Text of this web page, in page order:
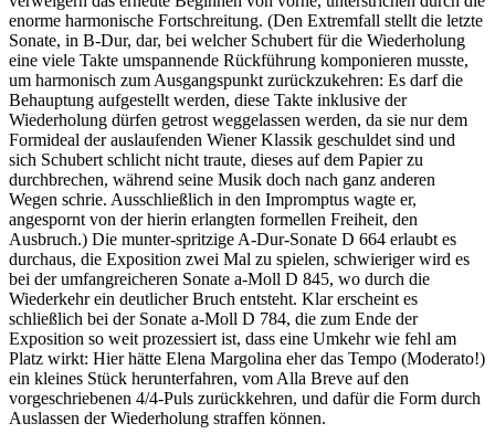
enorme harmonische Fortschreitung. (Den Extremfall stellt die letzte
Sonate, in B-Dur, dar, bei welcher Schubert für die Wiederholung
eine viele Takte umspannende Rückführung komponieren musste,
um harmonisch zum Ausgangspunkt zurückzukehren: Es darf die
Behauptung aufgestellt werden, diese Takte inklusive der
Wiederholung dürfen getrost weggelassen werden, da sie nur dem
Formideal der auslaufenden Wiener Klassik geschuldet sind und
sich Schubert schlicht nicht traute, dieses auf dem Papier zu
durchbrechen, während seine Musik doch nach ganz anderen
Wegen schrie. Ausschließlich in den Impromptus wagte er,
angespornt von der hierin erlangten formellen Freiheit, den
Ausbruch.) Die munter-spritzige A-Dur-Sonate D 664 erlaubt es
durchaus, die Exposition zwei Mal zu spielen, schwieriger wird es
bei der umfangreicheren Sonate a-Moll D 845, wo durch die
Wiederkehr ein deutlicher Bruch entsteht. Klar erscheint es
schließlich bei der Sonate a-Moll D 784, die zum Ende der
Exposition so weit prozessiert ist, dass eine Umkehr wie fehl am
Platz wirkt: Hier hätte Elena Margolina eher das Tempo (Moderato!)
ein kleines Stück herunterfahren, vom Alla Breve auf den
vorgeschriebenen 4/4-Puls zurückkehren, und dafür die Form durch
Auslassen der Wiederholung straffen können.